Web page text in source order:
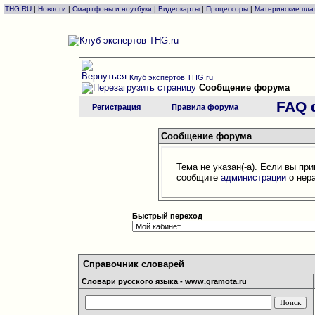
THG.RU | Новости | Смартфоны и ноутбуки | Видеокарты | Процессоры | Материнские
Клуб экспертов THG.ru
Сообщение форума
Регистрация Правила форума FAQ
Сообщение форума
Тема не указан(-а). Если вы
сообщите администрации о
Быстрый переход
Справочник словарей
Словари русского языка - www.gramota.ru